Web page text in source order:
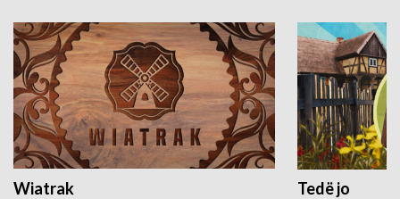
Wiatrak Tedë jo